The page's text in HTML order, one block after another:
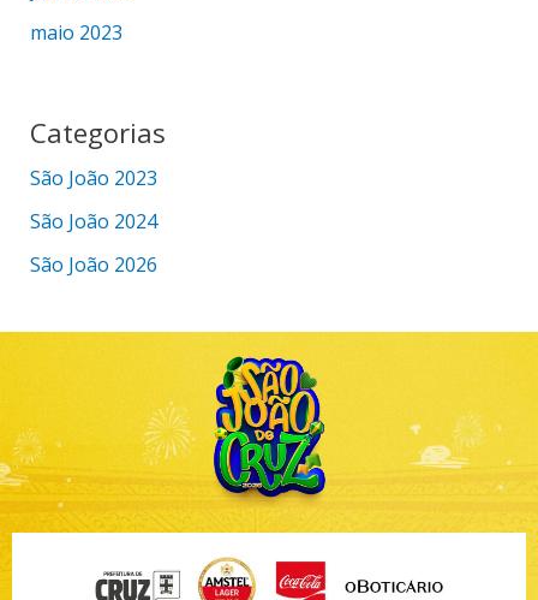
maio 2023
Categorias
São João 2023
São João 2024
São João 2026